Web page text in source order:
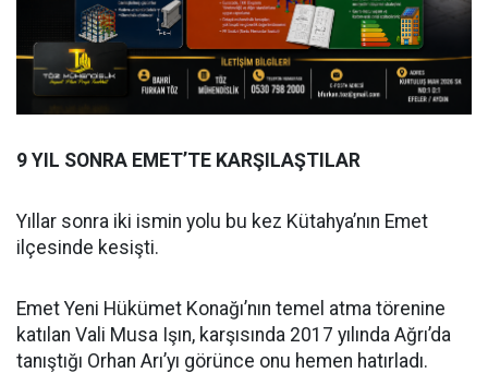
9 YIL SONRA EMET’TE KARŞILAŞTILAR
Yıllar sonra iki ismin yolu bu kez Kütahya’nın Emet
ilçesinde kesişti.
Emet Yeni Hükümet Konağı’nın temel atma törenine
katılan Vali Musa Işın, karşısında 2017 yılında Ağrı’da
tanıştığı Orhan Arı’yı görünce onu hemen hatırladı.